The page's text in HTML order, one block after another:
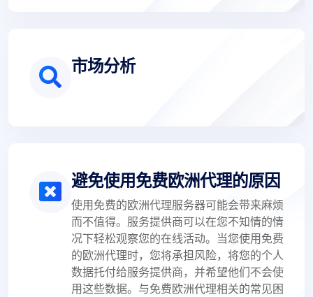
市场分析
避免使用免费欧洲代理的原因
使用免费的欧洲代理服务器可能会带来麻烦
而不值得。服务提供商可以在您不知情的情
况下轻松观察您的在线活动。当您使用免费
的欧洲代理时，您将承担风险，将您的个人
数据托付给服务提供商，并希望他们不会使
用这些数据。与免费欧洲代理相关的常见困